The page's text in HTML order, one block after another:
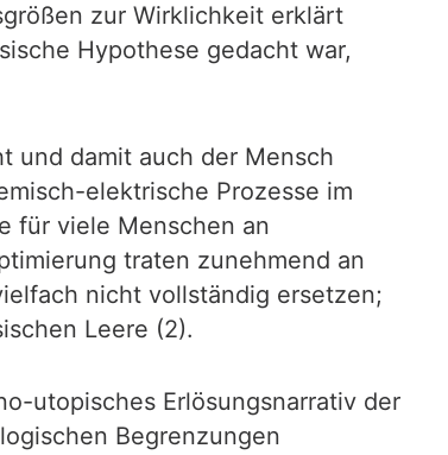
zur Wirklichkeit erklärt
Hypothese gedacht war,
und damit auch der Mensch
elektrische Prozesse im
für viele Menschen an
traten zunehmend an
nicht vollständig ersetzen;
Leere (2).
utopisches Erlösungsnarrativ der
Begrenzungen